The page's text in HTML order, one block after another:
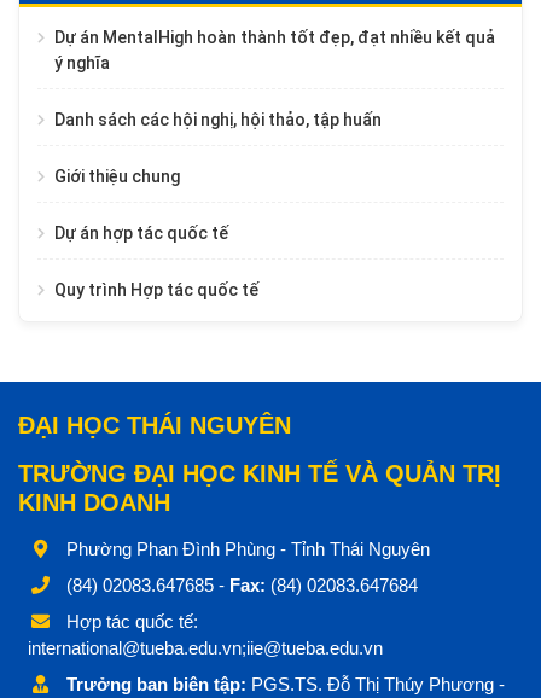
Dự án MentalHigh hoàn thành tốt đẹp, đạt nhiều kết quả
ý nghĩa
Danh sách các hội nghị, hội thảo, tập huấn
Giới thiệu chung
Dự án hợp tác quốc tế
Quy trình Hợp tác quốc tế
ĐẠI HỌC THÁI NGUYÊN
TRƯỜNG ĐẠI HỌC KINH TẾ VÀ QUẢN TRỊ
KINH DOANH
Phường Phan Đình Phùng - Tỉnh Thái Nguyên
(84) 02083.647685 - Fax: (84) 02083.647684
Hợp tác quốc tế:
international@tueba.edu.vn;iie@tueba.edu.vn
Trưởng ban biên tập: PGS.TS. Đỗ Thị Thúy Phương -